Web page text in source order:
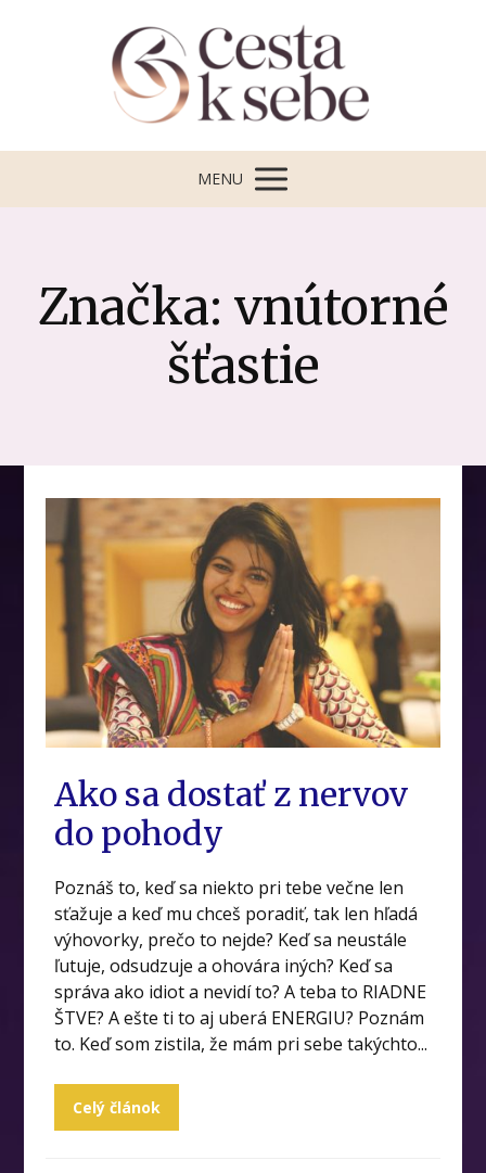
MENU
Značka: vnútorné
šťastie
Ako sa dostať z nervov
do pohody
Poznáš to, keď sa niekto pri tebe večne len
sťažuje a keď mu chceš poradiť, tak len hľadá
výhovorky, prečo to nejde? Keď sa neustále
ľutuje, odsudzuje a ohovára iných? Keď sa
správa ako idiot a nevidí to? A teba to RIADNE
ŠTVE? A ešte ti to aj uberá ENERGIU? Poznám
to. Keď som zistila, že mám pri sebe takýchto...
Celý článok